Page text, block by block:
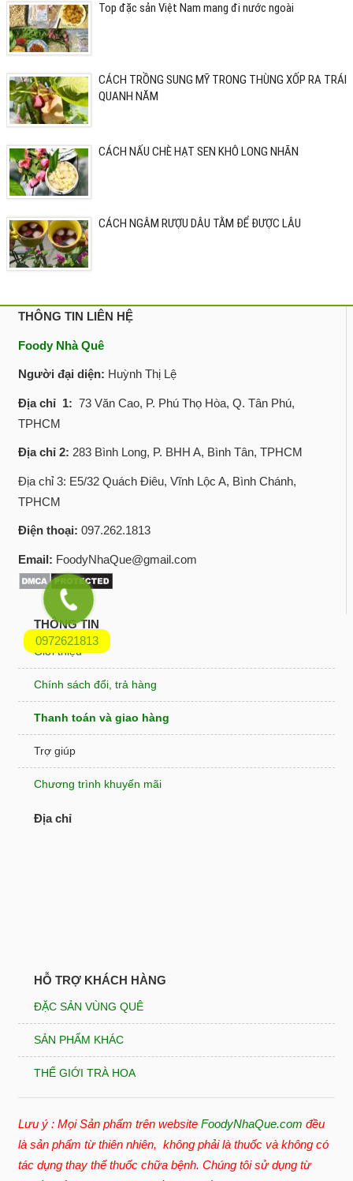
Top đặc sản Việt Nam mang đi nước ngoài
CÁCH TRỒNG SUNG MỸ TRONG THÙNG XỐP RA TRÁI
QUANH NĂM
CÁCH NẤU CHÈ HẠT SEN KHÔ LONG NHÃN
CÁCH NGÂM RƯỢU DÂU TẰM ĐỂ ĐƯỢC LÂU
0972621813
THÔNG TIN LIÊN HỆ
Foody Nhà Quê
Người đại diện: Huỳnh Thị Lệ
Địa chỉ 1: 73 Văn Cao, P. Phú Thọ Hòa, Q. Tân Phú,
TPHCM
Địa chỉ 2: 283 Bình Long, P. BHH A, Bình Tân, TPHCM
Địa chỉ 3: E5/32 Quách Điêu, Vĩnh Lộc A, Bình Chánh,
TPHCM
Điện thoại: 097.262.1813
Email: FoodyNhaQue@gmail.com
THÔNG TIN
Giới thiệu
Chính sách đổi, trả hàng
Thanh toán và giao hàng
Trợ giúp
Chương trình khuyến mãi
Địa chỉ
HỖ TRỢ KHÁCH HÀNG
ĐẶC SẢN VÙNG QUÊ
SẢN PHẨM KHÁC
THẾ GIỚI TRÀ HOA
Lưu ý : Mọi Sản phẩm trên website FoodyNhaQue.com đều
là sản phẩm từ thiên nhiên, không phải là thuốc và không có
tác dụng thay thế thuốc chữa bệnh. Chúng tôi sử dụng từ